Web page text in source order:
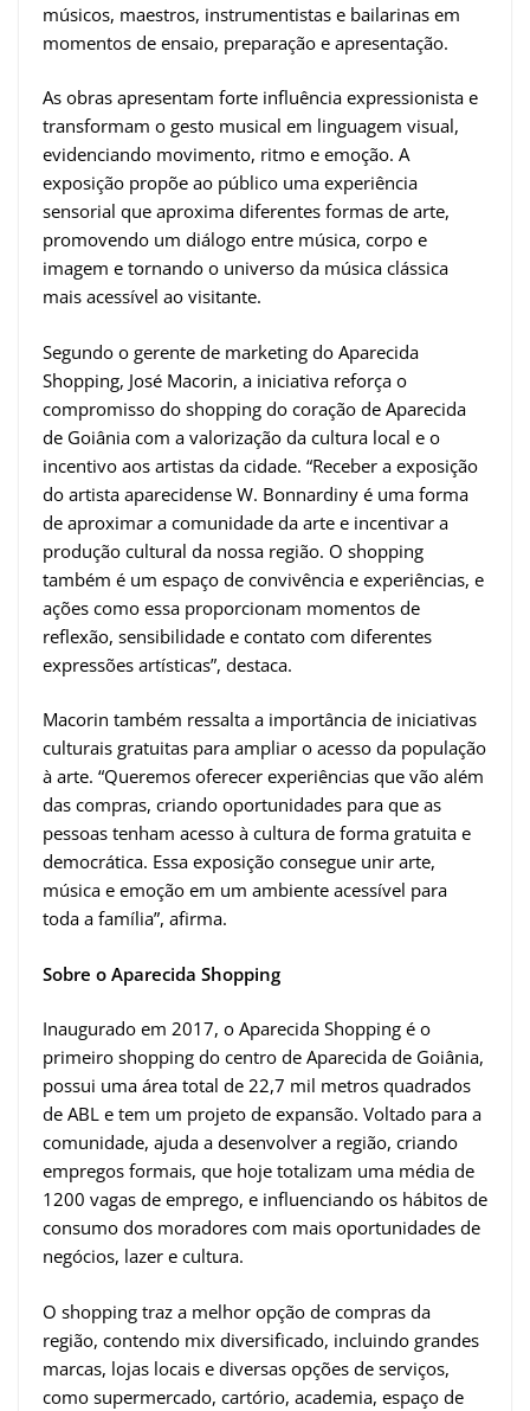
músicos, maestros, instrumentistas e bailarinas em
momentos de ensaio, preparação e apresentação.
As obras apresentam forte influência expressionista e
transformam o gesto musical em linguagem visual,
evidenciando movimento, ritmo e emoção. A
exposição propõe ao público uma experiência
sensorial que aproxima diferentes formas de arte,
promovendo um diálogo entre música, corpo e
imagem e tornando o universo da música clássica
mais acessível ao visitante.
Segundo o gerente de marketing do Aparecida
Shopping, José Macorin, a iniciativa reforça o
compromisso do shopping do coração de Aparecida
de Goiânia com a valorização da cultura local e o
incentivo aos artistas da cidade. “Receber a exposição
do artista aparecidense W. Bonnardiny é uma forma
de aproximar a comunidade da arte e incentivar a
produção cultural da nossa região. O shopping
também é um espaço de convivência e experiências, e
ações como essa proporcionam momentos de
reflexão, sensibilidade e contato com diferentes
expressões artísticas”, destaca.
Macorin também ressalta a importância de iniciativas
culturais gratuitas para ampliar o acesso da população
à arte. “Queremos oferecer experiências que vão além
das compras, criando oportunidades para que as
pessoas tenham acesso à cultura de forma gratuita e
democrática. Essa exposição consegue unir arte,
música e emoção em um ambiente acessível para
toda a família”, afirma.
Sobre o Aparecida Shopping
Inaugurado em 2017, o Aparecida Shopping é o
primeiro shopping do centro de Aparecida de Goiânia,
possui uma área total de 22,7 mil metros quadrados
de ABL e tem um projeto de expansão. Voltado para a
comunidade, ajuda a desenvolver a região, criando
empregos formais, que hoje totalizam uma média de
1200 vagas de emprego, e influenciando os hábitos de
consumo dos moradores com mais oportunidades de
negócios, lazer e cultura.
O shopping traz a melhor opção de compras da
região, contendo mix diversificado, incluindo grandes
marcas, lojas locais e diversas opções de serviços,
como supermercado, cartório, academia, espaço de